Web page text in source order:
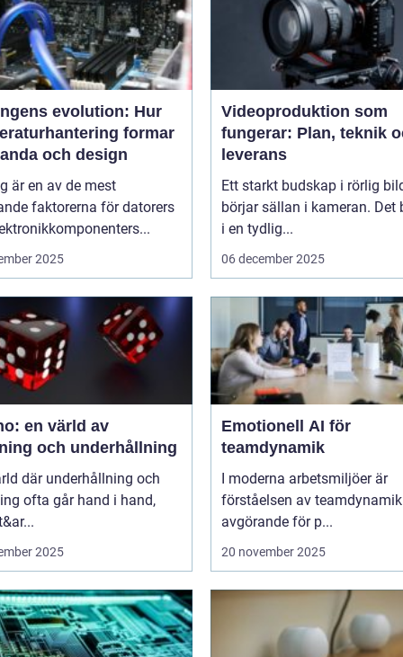
evolution: Hur
formar
och design
är en av de mest
faktorerna för datorers
2025
Videoproduktion som
fungerar: Plan, teknik
leverans
Ett starkt budskap i rörlig
börjar sällan i kameran. Det
i en tydlig...
06 december 2025
en värld av
och underhållning
där underhållning och
ofta går hand i hand,
2025
Emotionell AI för
teamdynamik
I moderna arbetsmiljöer är
förståelsen av teamdynamik
avgörande för p...
20 november 2025